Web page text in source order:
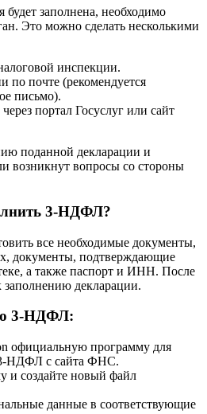
будет заполнена, необходимо
Это можно сделать несколькими
инспекции.
по почте (рекомендуется
письмо).
портал Госуслуг или сайт
поданной декларации и
возникнут вопросы со стороны
3-НДФЛ?
все необходимые документы,
документы, подтверждающие
а также паспорт и ИНН. После
заполнению декларации.
3-НДФЛ:
официальную программу для
НДФЛ с сайта ФНС.
и создайте новый файл
данные в соответствующие